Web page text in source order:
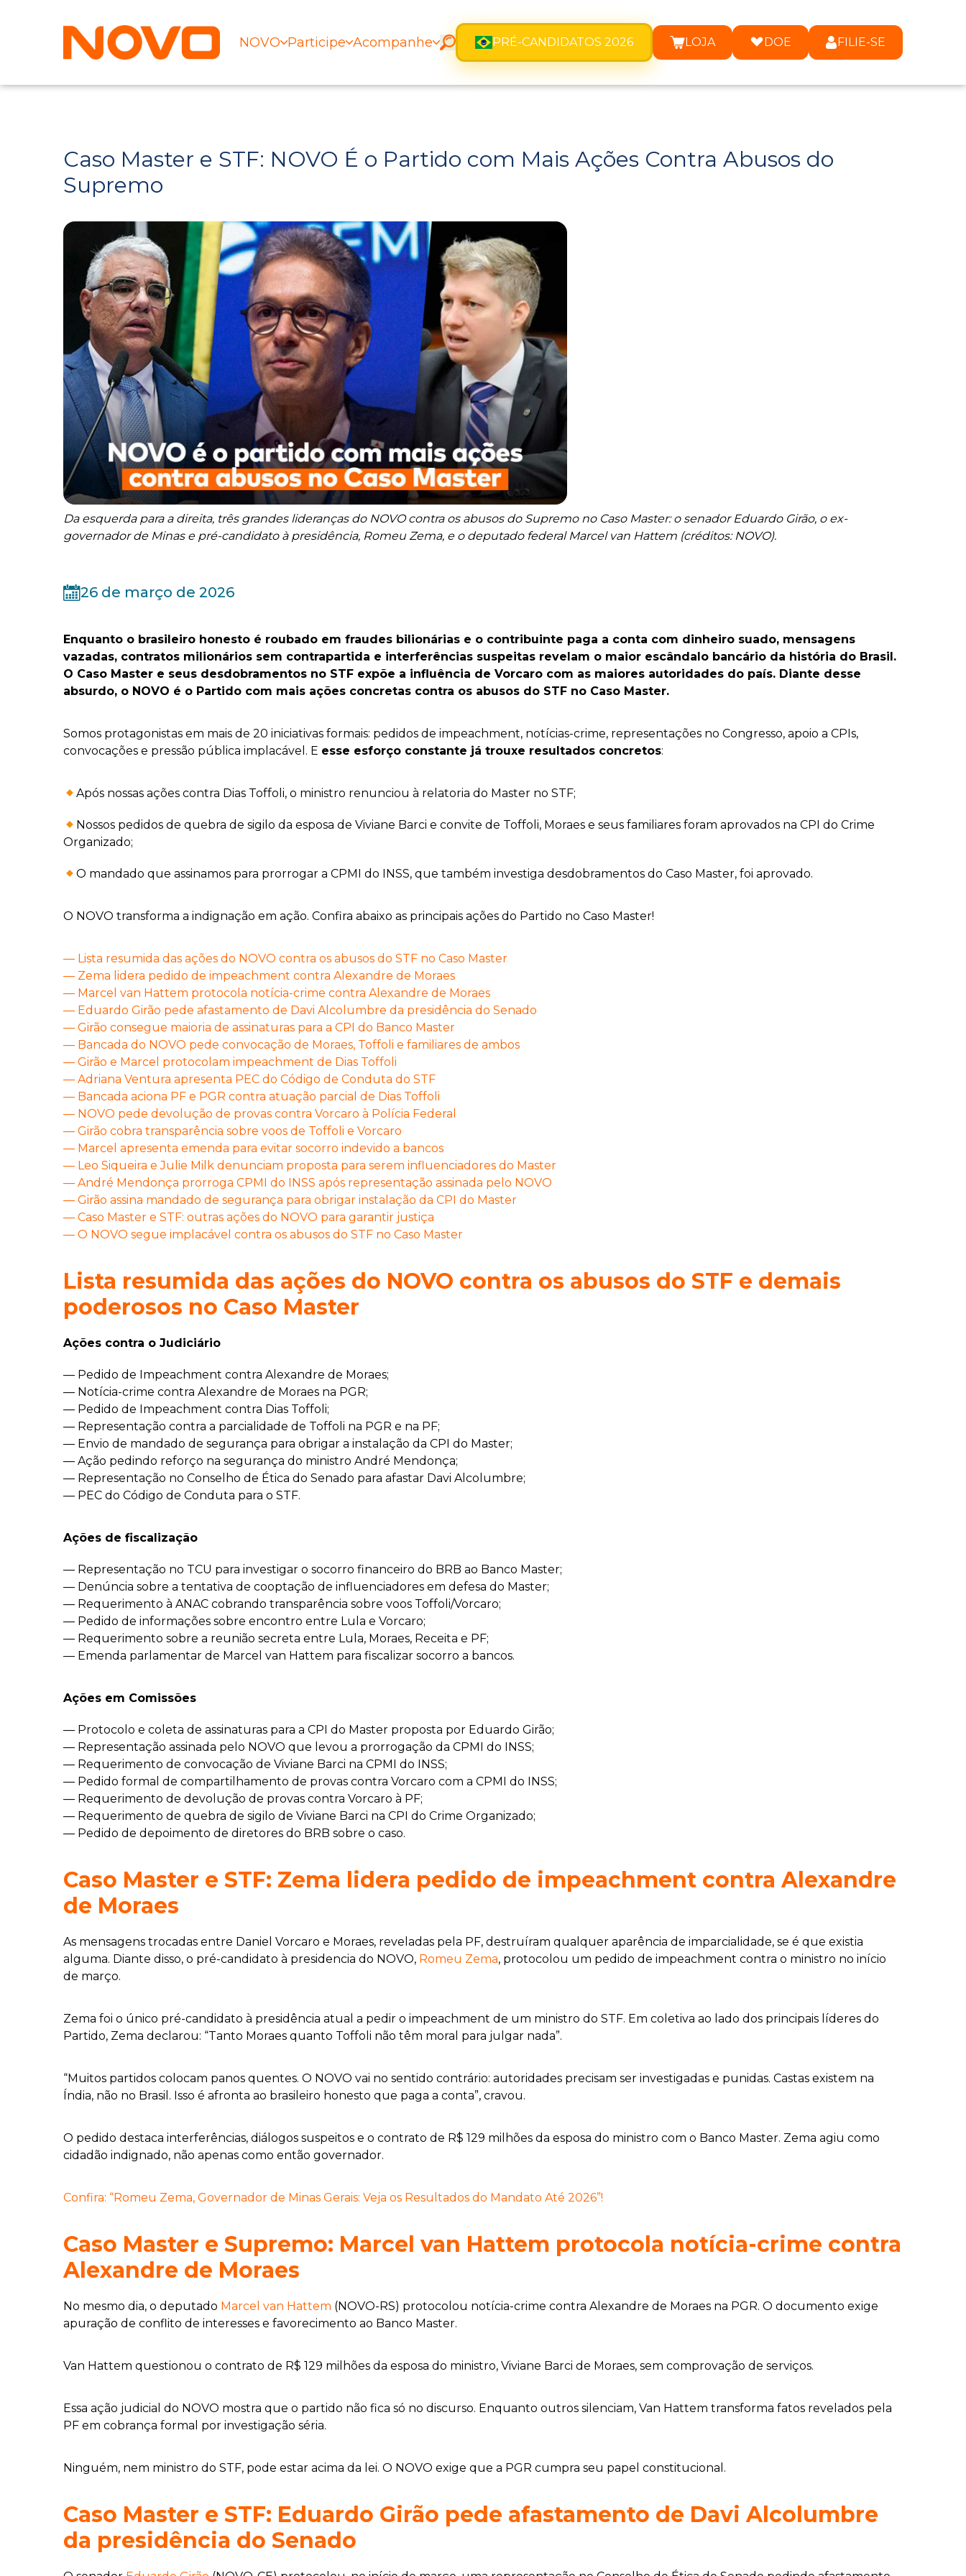
NOVO Participe Acompanhe PRÉ-CANDIDATOS 2026 LOJA DOE FILIE-SE
Caso Master e STF: NOVO É o Partido com Mais Ações Contra Abusos do
Supremo
Da esquerda para a direita, três grandes lideranças do NOVO contra os abusos do Supremo no Caso Master: o senador Eduardo Girão, o ex-
governador de Minas e pré-candidato à presidência, Romeu Zema, e o deputado federal Marcel van Hattem (créditos: NOVO).
26 de março de 2026
Enquanto o brasileiro honesto é roubado em fraudes bilionárias e o contribuinte paga a conta com dinheiro suado, mensagens
vazadas, contratos milionários sem contrapartida e interferências suspeitas revelam o maior escândalo bancário da história do Brasil.
O Caso Master e seus desdobramentos no STF expõe a influência de Vorcaro com as maiores autoridades do país. Diante desse
absurdo, o NOVO é o Partido com mais ações concretas contra os abusos do STF no Caso Master.
Somos protagonistas em mais de 20 iniciativas formais: pedidos de impeachment, notícias-crime, representações no Congresso, apoio a CPIs,
convocações e pressão pública implacável. E esse esforço constante já trouxe resultados concretos:
Após nossas ações contra Dias Toffoli, o ministro renunciou à relatoria do Master no STF;
Nossos pedidos de quebra de sigilo da esposa de Viviane Barci e convite de Toffoli, Moraes e seus familiares foram aprovados na CPI do Crime
Organizado;
O mandado que assinamos para prorrogar a CPMI do INSS, que também investiga desdobramentos do Caso Master, foi aprovado.
O NOVO transforma a indignação em ação. Confira abaixo as principais ações do Partido no Caso Master!
— Lista resumida das ações do NOVO contra os abusos do STF no Caso Master
— Zema lidera pedido de impeachment contra Alexandre de Moraes
— Marcel van Hattem protocola notícia-crime contra Alexandre de Moraes
— Eduardo Girão pede afastamento de Davi Alcolumbre da presidência do Senado
— Girão consegue maioria de assinaturas para a CPI do Banco Master
— Bancada do NOVO pede convocação de Moraes, Toffoli e familiares de ambos
— Girão e Marcel protocolam impeachment de Dias Toffoli
— Adriana Ventura apresenta PEC do Código de Conduta do STF
— Bancada aciona PF e PGR contra atuação parcial de Dias Toffoli
— NOVO pede devolução de provas contra Vorcaro à Polícia Federal
— Girão cobra transparência sobre voos de Toffoli e Vorcaro
— Marcel apresenta emenda para evitar socorro indevido a bancos
— Leo Siqueira e Julie Milk denunciam proposta para serem influenciadores do Master
— André Mendonça prorroga CPMI do INSS após representação assinada pelo NOVO
— Girão assina mandado de segurança para obrigar instalação da CPI do Master
— Caso Master e STF: outras ações do NOVO para garantir justiça
— O NOVO segue implacável contra os abusos do STF no Caso Master
Lista resumida das ações do NOVO contra os abusos do STF e demais
poderosos no Caso Master
Ações contra o Judiciário
— Pedido de Impeachment contra Alexandre de Moraes;
— Notícia-crime contra Alexandre de Moraes na PGR;
— Pedido de Impeachment contra Dias Toffoli;
— Representação contra a parcialidade de Toffoli na PGR e na PF;
— Envio de mandado de segurança para obrigar a instalação da CPI do Master;
— Ação pedindo reforço na segurança do ministro André Mendonça;
— Representação no Conselho de Ética do Senado para afastar Davi Alcolumbre;
— PEC do Código de Conduta para o STF.
Ações de fiscalização
— Representação no TCU para investigar o socorro financeiro do BRB ao Banco Master;
— Denúncia sobre a tentativa de cooptação de influenciadores em defesa do Master;
— Requerimento à ANAC cobrando transparência sobre voos Toffoli/Vorcaro;
— Pedido de informações sobre encontro entre Lula e Vorcaro;
— Requerimento sobre a reunião secreta entre Lula, Moraes, Receita e PF;
— Emenda parlamentar de Marcel van Hattem para fiscalizar socorro a bancos.
Ações em Comissões
— Protocolo e coleta de assinaturas para a CPI do Master proposta por Eduardo Girão;
— Representação assinada pelo NOVO que levou a prorrogação da CPMI do INSS;
— Requerimento de convocação de Viviane Barci na CPMI do INSS;
— Pedido formal de compartilhamento de provas contra Vorcaro com a CPMI do INSS;
— Requerimento de devolução de provas contra Vorcaro à PF;
— Requerimento de quebra de sigilo de Viviane Barci na CPI do Crime Organizado;
— Pedido de depoimento de diretores do BRB sobre o caso.
Caso Master e STF: Zema lidera pedido de impeachment contra Alexandre
de Moraes
As mensagens trocadas entre Daniel Vorcaro e Moraes, reveladas pela PF, destruíram qualquer aparência de imparcialidade, se é que existia
alguma. Diante disso, o pré-candidato à presidencia do NOVO, Romeu Zema, protocolou um pedido de impeachment contra o ministro no início
de março.
Zema foi o único pré-candidato à presidência atual a pedir o impeachment de um ministro do STF. Em coletiva ao lado dos principais líderes do
Partido, Zema declarou: “Tanto Moraes quanto Toffoli não têm moral para julgar nada”.
“Muitos partidos colocam panos quentes. O NOVO vai no sentido contrário: autoridades precisam ser investigadas e punidas. Castas existem na
Índia, não no Brasil. Isso é afronta ao brasileiro honesto que paga a conta”, cravou.
O pedido destaca interferências, diálogos suspeitos e o contrato de R$ 129 milhões da esposa do ministro com o Banco Master. Zema agiu como
cidadão indignado, não apenas como então governador.
Confira: “Romeu Zema, Governador de Minas Gerais: Veja os Resultados do Mandato Até 2026”!
Caso Master e Supremo: Marcel van Hattem protocola notícia-crime contra
Alexandre de Moraes
No mesmo dia, o deputado Marcel van Hattem (NOVO-RS) protocolou notícia-crime contra Alexandre de Moraes na PGR. O documento exige
apuração de conflito de interesses e favorecimento ao Banco Master.
Van Hattem questionou o contrato de R$ 129 milhões da esposa do ministro, Viviane Barci de Moraes, sem comprovação de serviços.
Essa ação judicial do NOVO mostra que o partido não fica só no discurso. Enquanto outros silenciam, Van Hattem transforma fatos revelados pela
PF em cobrança formal por investigação séria.
Ninguém, nem ministro do STF, pode estar acima da lei. O NOVO exige que a PGR cumpra seu papel constitucional.
Caso Master e STF: Eduardo Girão pede afastamento de Davi Alcolumbre
da presidência do Senado